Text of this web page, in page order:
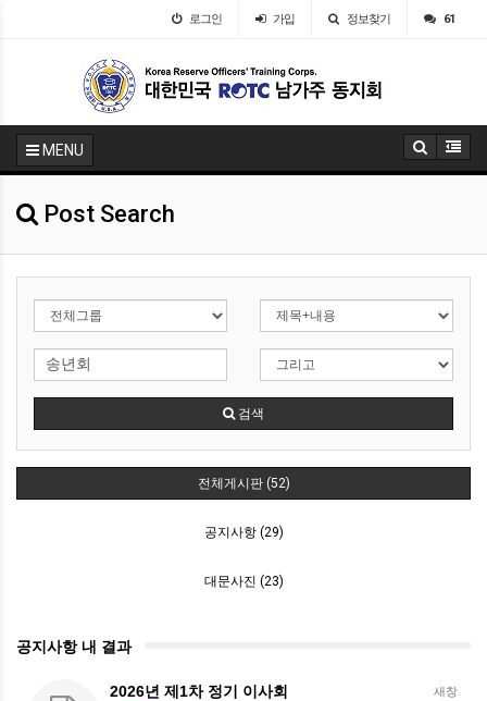
로그인 가입 정보찾기 61
MENU
Post Search
검색
전체게시판 (52)
공지사항 (29)
대문사진 (23)
공지사항 내 결과
새창
2026년 제1차 정기 이사회